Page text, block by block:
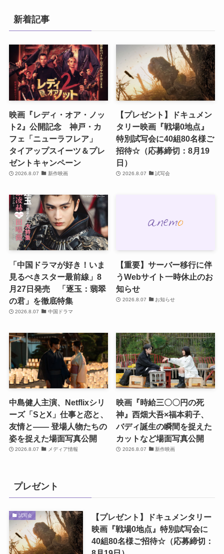
新着記事
映画『レディ・オア・ノッ
ト2』公開記念 神戸・カ
フェ「ニューラフレア」
タイアップスイーツ＆プレ
ゼントキャンペーン
2026.8.07 新作映画
【プレゼント】ドキュメン
タリー映画『戦場0地点』
特別試写会に40組80名様ご
招待☆（応募締切：8月19
日）
2026.8.07 試写会
「中国ドラマが好き！いま
見るべきスター最前線」8
月27日発売 「逐玉：翡翠
の君」を徹底特集
2026.8.07 中国ドラマ
【重要】サーバー移行に伴
うWebサイト一時休止のお
知らせ
2026.8.07 お知らせ
中島健人主演、Netflixシリ
ーズ「SとX」仕事と恋と、
友情と―― 登場人物たちの
姿を捉えた場面写真公開
2026.8.07 メディア情報
映画『時給三〇〇円の死
神』西畑大吾×福本莉子、
バディ誕生の瞬間を捉えた
カットなど場面写真公開
2026.8.07 新作映画
プレゼント
試写会
【プレゼント】ドキュメンタリー
映画『戦場0地点』特別試写会に
40組80名様ご招待☆（応募締切：